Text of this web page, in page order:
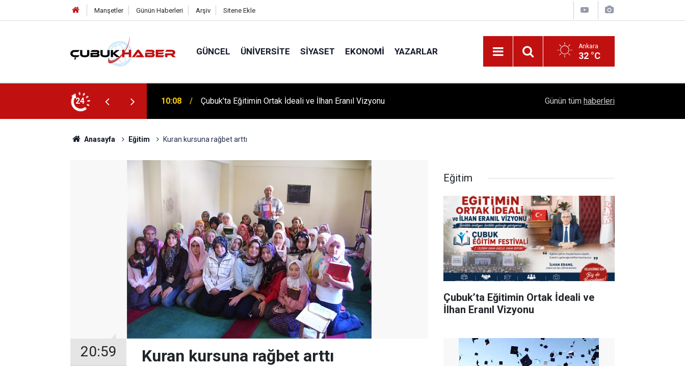
Manşetler Günün Haberleri Arşiv Sitene Ekle
GÜNCEL ÜNIVERSITE SIYASET EKONOMI YAZARLAR Ankara
32 °C
24 12:06 ÇUBUK’TA ‘YAZA MERHABA’ COŞKUSU: Kursiyerler Gönüllerince Eğlendi! 1504 Kep, Tek Bir Hedef: Bilim Kenti Çubuk
Günün tüm haberleri
Anasayfa Eğitim Kuran kursuna rağbet arttı
20:59 Kuran kursuna rağbet arttı
Eğitim
Çubuk’ta Eğitimin Ortak İdeali ve
İlhan Eranıl Vizyonu